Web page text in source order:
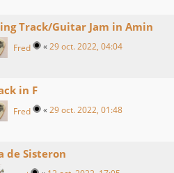
Track/Guitar Jam in Amin
Fred «29 oct. 2022, 04:04
in F
Fred «29 oct. 2022, 01:48
de Sisteron